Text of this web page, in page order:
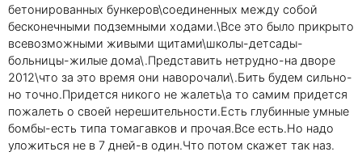
бетонированных бункеров\соединенных между собой
бесконечными подземными ходами.\Все это было прикрыто
всевозможными живыми щитами\школы-детсады-
больницы-жилые дома\.Представить нетрудно-на дворе
2012\что за это время они наворочали\.Бить будем сильно-
но точно.Придется никого не жалеть\а то самим придется
пожалеть о своей нерешительности.Есть глубинные умные
бомбы-есть типа томагавков и прочая.Все есть.Но надо
уложиться не в 7 дней-в один.Что потом скажет так наз.